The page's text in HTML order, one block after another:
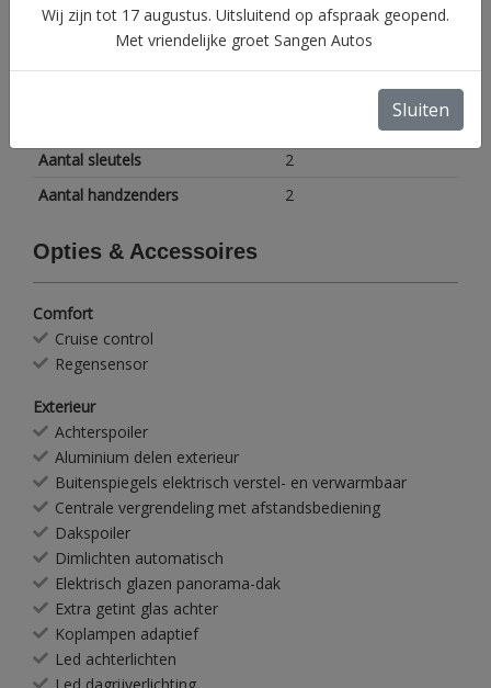
Maximum massa geremd
1400 kg
€ 280 - 306 per
Aantal sleutels
2
Aantal handzenders
2
Opties & Accessoires
Comfort
Cruise control
Regensensor
Exterieur
Achterspoiler
Aluminium delen exterieur
Buitenspiegels elektrisch verstel- en verwarmbaar
Centrale vergrendeling met afstandsbediening
Dakspoiler
Dimlichten automatisch
Elektrisch glazen panorama-dak
Extra getint glas achter
Koplampen adaptief
Led achterlichten
Wij zijn tot 17 augustus. Uitsluitend op afspraak geopend.
Met vriendelijke groet Sangen Autos
Sluiten